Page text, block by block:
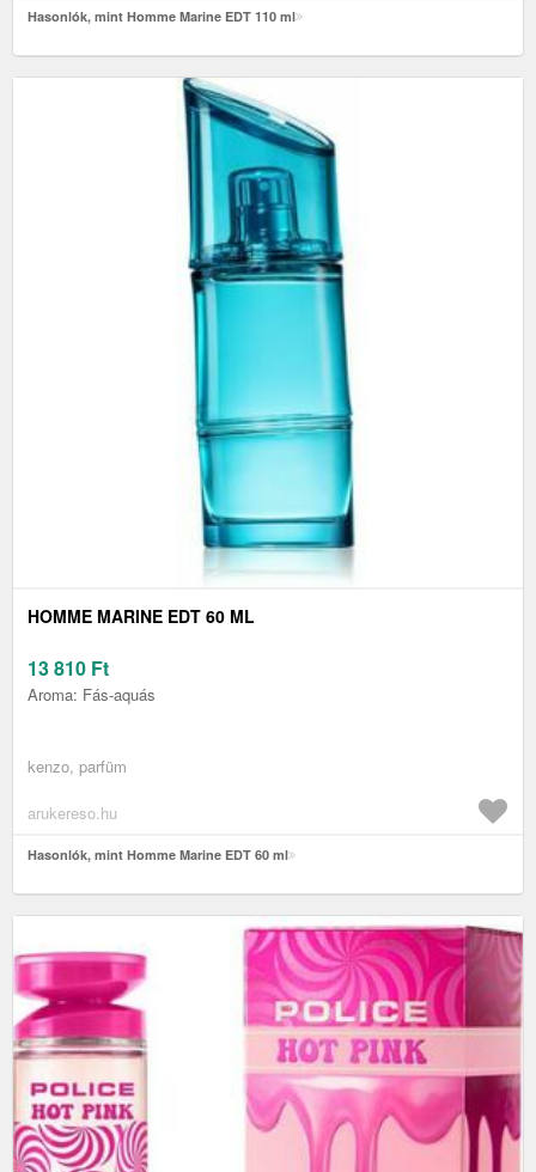
Hasonlók, mint Homme Marine EDT 110 ml
HOMME MARINE EDT 60 ML
13 810 Ft
Aroma: Fás-aquás
kenzo, parfüm
arukereso.hu
Hasonlók, mint Homme Marine EDT 60 ml